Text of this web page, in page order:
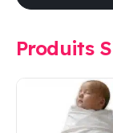
Produits